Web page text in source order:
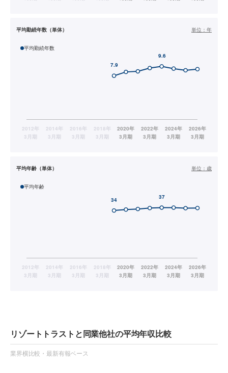
平均勤続年数（単体） 単位： 年
平均勤続年数
平均年齢（単体） 単位： 歳
平均年齢
リゾートトラストと同業他社の平均年収比較
業界横比較・最新有報ベース